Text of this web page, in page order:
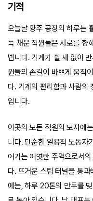
기적
오늘날 양주 공장의 하루는
득 채운 직원들은 서로를 향
넵니다. 기계가 쉴 새 없이
원들의 손길이 바쁘게 움직
다. 기계의 편리함과 사람의
입니다.
이곳의 모든 직원의 모자에
니다. 단순한 일용직 노동자
어가는 어엿한 주역으로서
다. 뜨거운 스팀 터널을 통
에는, 하루 20톤의 만두를